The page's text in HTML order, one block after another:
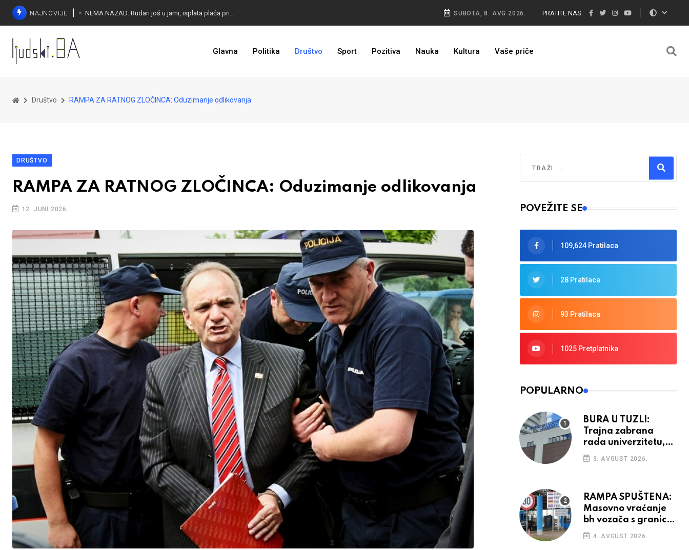
NAJNOVIJE
I TO JE BIH: Prvašićima 50 ruksaka sa školskim priborom
SUBOTA, 8. AVG 2026. PRATITE NAS:
Glavna Politika Društvo Sport Pozitiva Nauka Kultura Vaše priče
Društvo RAMPA ZA RATNOG ZLOČINCA: Oduzimanje odlikovanja
DRUŠTVO
RAMPA ZA RATNOG ZLOČINCA: Oduzimanje odlikovanja
12. JUNI 2026.
Type 2 or more characters for results.
POVEŽITE SE
109,624 Pratilaca
28 Pratilaca
93 Pratilaca
1025 Pretplatnika
POPULARNO
BURA U TUZLI:
Trajna zabrana
rada univerzitetu,
provedba sudskih
odluka
3. AVGUST 2026.
RAMPA SPUŠTENA:
Masovno vraćanje
bh vozača s granica
EU, protesti na
vidiku
4. AVGUST 2026.